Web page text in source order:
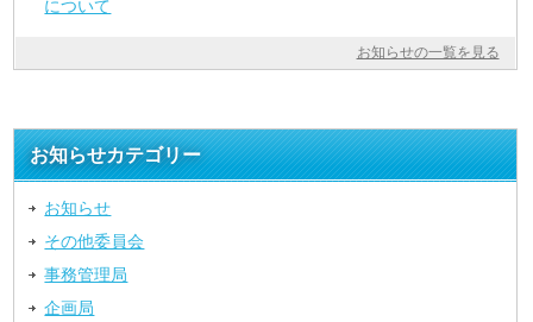
について
お知らせの一覧を見る
お知らせカテゴリー
お知らせ
その他委員会
事務管理局
企画局